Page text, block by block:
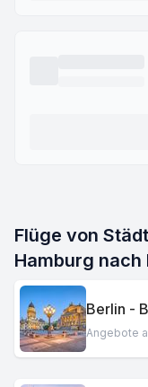
Flüge von
Hamburg nach
Berlin -
Angebote